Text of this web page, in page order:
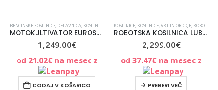
BENCINSKE KOSILNICE, DELAVNICA, KOSILNICE, VRT IN ORODJE ,RAZNI PRIPOMOČKI ZA KMETIJSTVO
MOTOKULTIVATOR EUROSYSTEMS P70 EVO LONCIN 224
1,249.00€
od 21.02€na mesec z
DODAJ V KOŠARICO
KOSILNICE, KOSILNICE, VRT IN ORODJE, ROBOTSKE KOSILNICE
ROBOTSKA KOSILNICA LUBA2 3000X AWD (MAMMOTION)
2,299.00€
od 37.47€na mesec z
PREBERI VEČ